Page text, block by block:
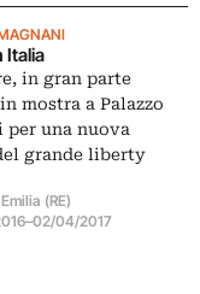
Italia
in gran parte
mostra a Palazzo
per una nuova
grande liberty
(RE)
–02/04/2017